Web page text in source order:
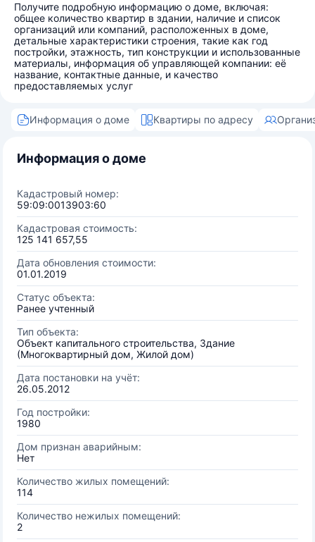
Получите подробную информацию о доме, включая:
общее количество квартир в здании, наличие и список
организаций или компаний, расположенных в доме,
детальные характеристики строения, такие как год
постройки, этажность, тип конструкции и использованные
материалы, информация об управляющей компании: её
название, контактные данные, и качество
предоставляемых услуг
Информация о доме Квартиры по адресу
Информация о доме
Кадастровый номер:
59:09:0013903:60
Кадастровая стоимость:
125 141 657,55
Дата обновления стоимости:
01.01.2019
Статус объекта:
Ранее учтенный
Тип объекта:
Объект капитального строительства, Здание
(Многоквартирный дом, Жилой дом)
Дата постановки на учёт:
26.05.2012
Год постройки:
1980
Дом признан аварийным:
Нет
Количество жилых помещений:
114
Количество нежилых помещений:
2